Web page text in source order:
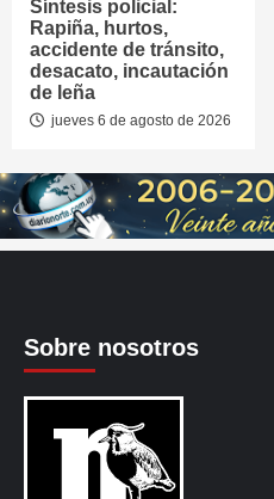
Síntesis policial:
Rapiña, hurtos,
accidente de tránsito,
desacato, incautación
de leña
jueves 6 de agosto de 2026
Sobre nosotros